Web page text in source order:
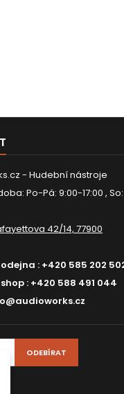
- Hudební nástroje
Po-Pá: 9:00-17:00 , So:
42/14, 77900
: +420 585 202
: +420 588 491 044